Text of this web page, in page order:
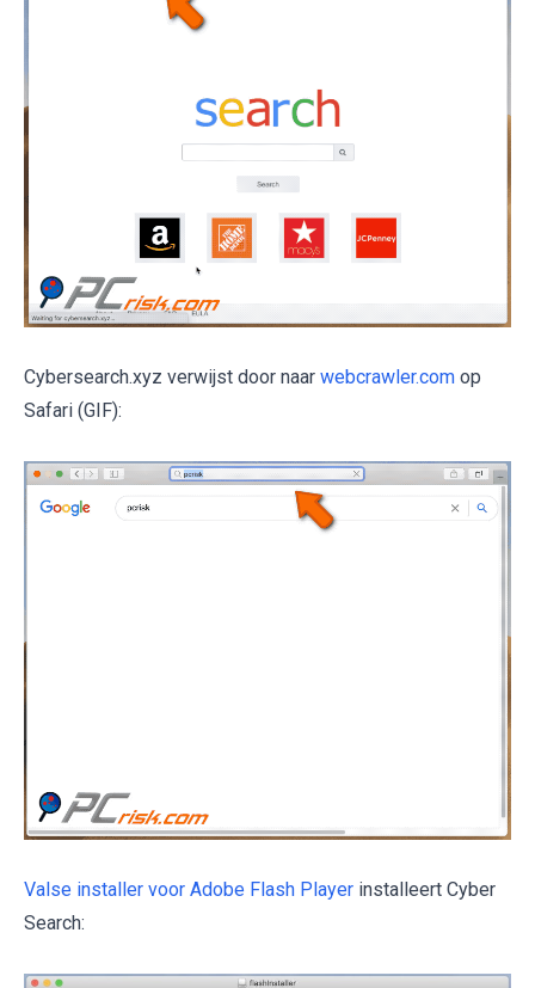
Cybersearch.xyz verwijst door naar webcrawler.com op
Safari (GIF):
Valse installer voor Adobe Flash Player installeert Cyber
Search: